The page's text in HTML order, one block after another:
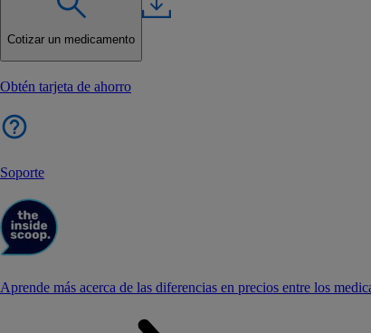
Cotizar un medicamento
Obtén tarjeta de ahorro
Soporte
Aprende más acerca de las diferencias en precios entre los